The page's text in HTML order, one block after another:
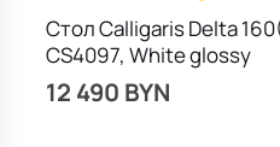
Стол Calligaris Delta
CS4097, White glossy
12 490 BYN